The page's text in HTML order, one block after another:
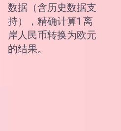
数据（含历史数据支
持），精确计算1 离
岸人民币转换为欧元
的结果。